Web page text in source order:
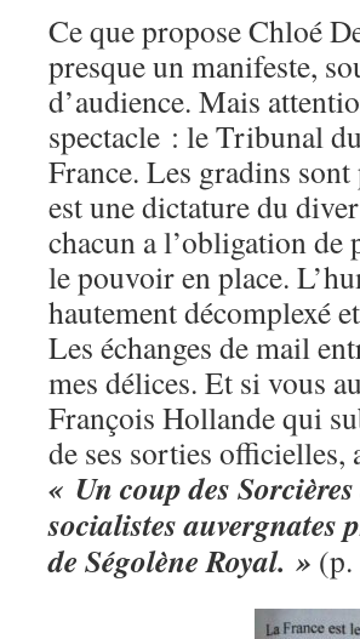
Ce que propose Chloé
presque un manifeste,
d’audience. Mais
spectacle : le Tribunal
France. Les gradins
est une dictature du
chacun a l’obligation de
le pouvoir en place.
hautement décomplexé
Les échanges de mail
mes délices. Et si vous
François Hollande qui
de ses sorties officielles,
« Un coup des
socialistes auvergnates
de Ségolène Royal. »